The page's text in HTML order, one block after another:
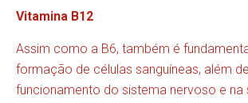
Vitamina B12
Assim como a B6, também é
formação de células sanguíneas, além
funcionamento do sistema nervoso e na